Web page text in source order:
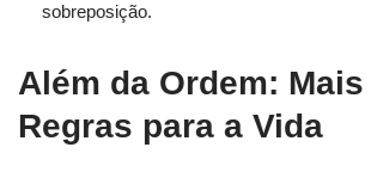
sobreposição.
Além da Ordem: Mais
Regras para a Vida